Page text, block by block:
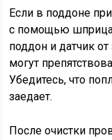
Если в поддоне
с помощью шприца
поддон и датчик
могут
Убедитесь, что
заедает.
После очистки